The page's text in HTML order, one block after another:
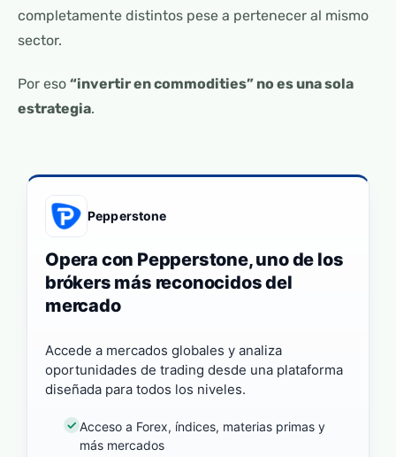
completamente distintos pese a pertenecer al mismo
sector.
Por eso “invertir en commodities” no es una sola
estrategia.
Pepperstone
Opera con Pepperstone, uno de los
brókers más reconocidos del
mercado
Accede a mercados globales y analiza
oportunidades de trading desde una plataforma
diseñada para todos los niveles.
Acceso a Forex, índices, materias primas y
más mercados